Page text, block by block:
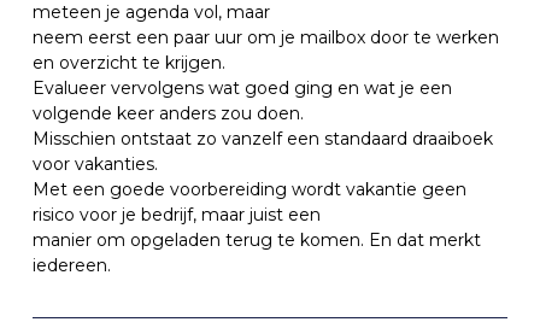
meteen je agenda vol, maar
neem eerst een paar uur om je mailbox door te werken
en overzicht te krijgen.
Evalueer vervolgens wat goed ging en wat je een
volgende keer anders zou doen.
Misschien ontstaat zo vanzelf een standaard draaiboek
voor vakanties.
Met een goede voorbereiding wordt vakantie geen
risico voor je bedrijf, maar juist een
manier om opgeladen terug te komen. En dat merkt
iedereen.